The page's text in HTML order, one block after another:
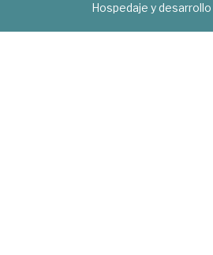
Hospedaje y desarrollo